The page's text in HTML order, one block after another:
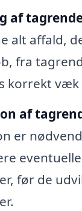
af
alt affald,
fra
korrekt væk
af
er
før de